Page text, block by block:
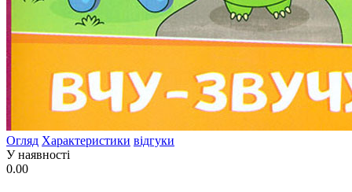
Огляд Характеристики відгуки
У наявності
0.00